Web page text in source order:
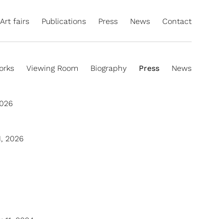
Art fairs Publications Press News Contact
Viewing Room Biography Press News
2026